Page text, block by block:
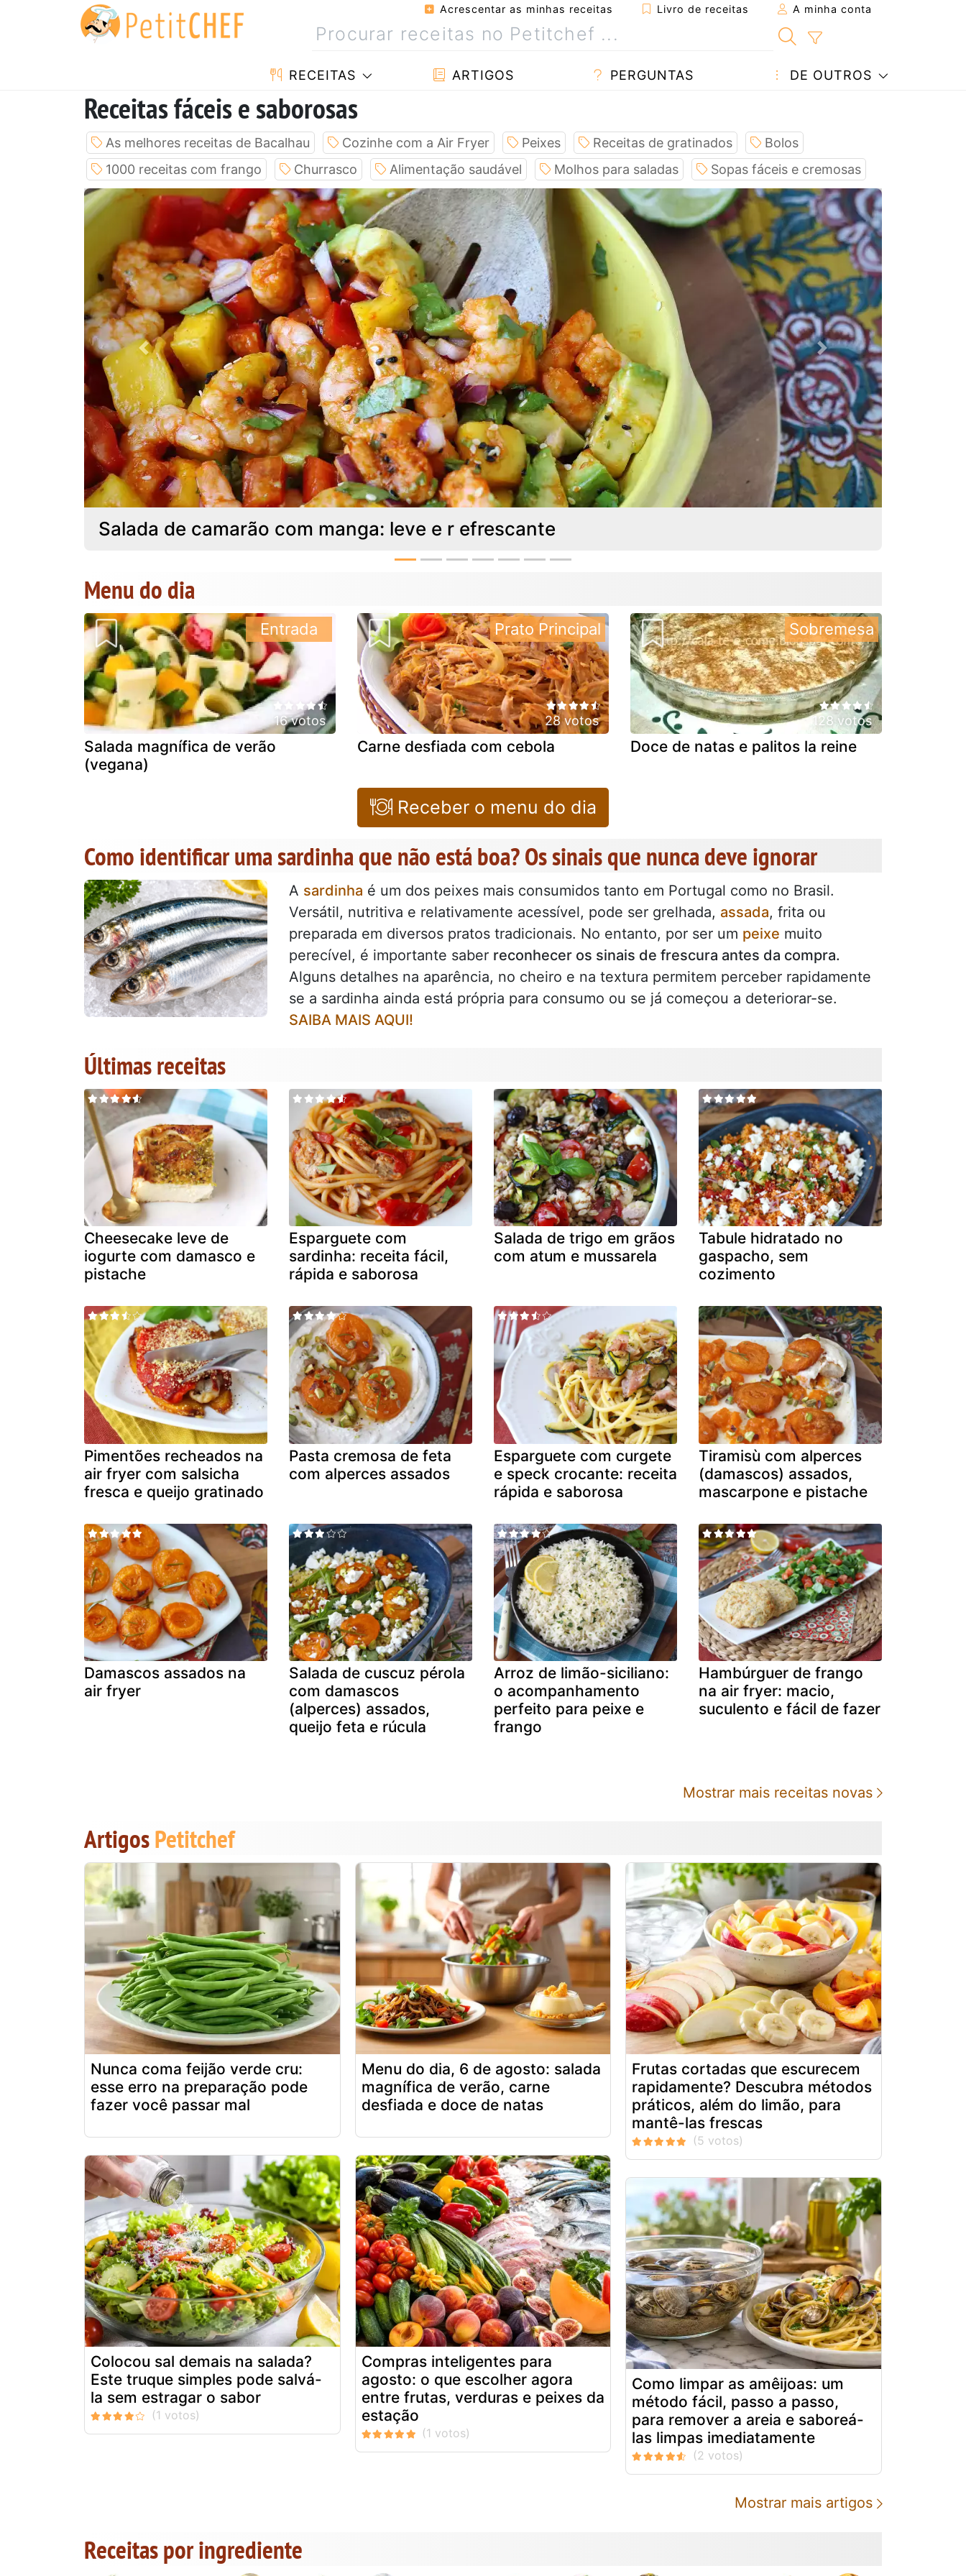
Acrescentar as minhas receitas Livro de receitas A minha conta
RECEITAS ARTIGOS PERGUNTAS DE OUTROS
Receitas fáceis e saborosas
As melhores receitas de Bacalhau Cozinhe com a Air Fryer Peixes Receitas de gratinados
Bolos
1000 receitas com frango
Churrasco Alimentação saudável Molhos para saladas Sopas fáceis e cremosas
Salada de camarão com manga: leve e r efrescante
Previous Next
Menu do dia
16 votos
Salada magnífica de verão
(vegana)
Entrada
28 votos
Carne desfiada com cebola
Prato Principal
128 votos
Doce de natas e palitos la reine
Sobremesa
Receber o menu do dia
Como identificar uma sardinha que não está boa? Os sinais que nunca deve ignorar
A sardinha é um dos peixes mais consumidos tanto em Portugal como no Brasil.
Versátil, nutritiva e relativamente acessível, pode ser grelhada, assada, frita ou
preparada em diversos pratos tradicionais. No entanto, por ser um peixe muito
perecível, é importante saber reconhecer os sinais de frescura antes da compra.
Alguns detalhes na aparência, no cheiro e na textura permitem perceber rapidamente
se a sardinha ainda está própria para consumo ou se já começou a deteriorar-se.
SAIBA MAIS AQUI!
Últimas receitas
Cheesecake leve de
iogurte com damasco e
pistache
Esparguete com
sardinha: receita fácil,
rápida e saborosa
Salada de trigo em grãos
com atum e mussarela
Tabule hidratado no
gaspacho, sem
cozimento
Pimentões recheados na
air fryer com salsicha
fresca e queijo gratinado
Pasta cremosa de feta
com alperces assados
Esparguete com curgete
e speck crocante: receita
rápida e saborosa
Tiramisù com alperces
(damascos) assados,
mascarpone e pistache
Damascos assados na
air fryer
Salada de cuscuz pérola
com damascos
(alperces) assados,
queijo feta e rúcula
Arroz de limão-siciliano:
o acompanhamento
perfeito para peixe e
frango
Hambúrguer de frango
na air fryer: macio,
suculento e fácil de fazer
Mostrar mais receitas novas
ArtigosPetitchef
Nunca coma feijão verde cru:
esse erro na preparação pode
fazer você passar mal
Colocou sal demais na salada?
Este truque simples pode salvá-
la sem estragar o sabor
Menu do dia, 6 de agosto: salada
magnífica de verão, carne
desfiada e doce de natas
Compras inteligentes para
agosto: o que escolher agora
entre frutas, verduras e peixes da
estação
Frutas cortadas que escurecem
rapidamente? Descubra métodos
práticos, além do limão, para
mantê-las frescas
Como limpar as amêijoas: um
método fácil, passo a passo,
para remover a areia e saboreá-
las limpas imediatamente
Mostrar mais artigos
Receitas por ingrediente